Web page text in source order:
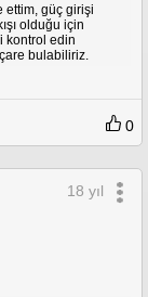
ettim, güç girişi
olduğu için
kontrol edin
bulabiliriz.
0
18 yıl